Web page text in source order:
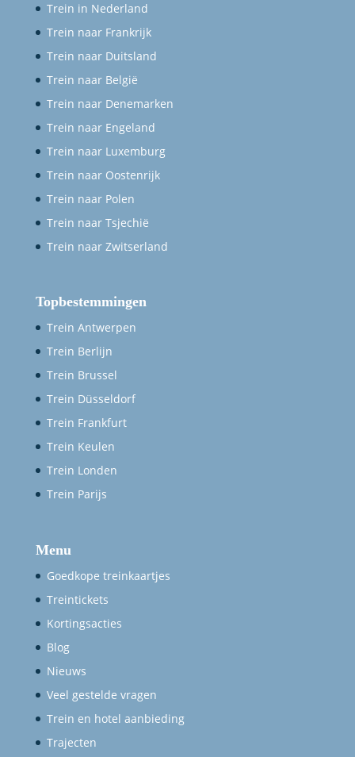
Trein in Nederland
Trein naar Frankrijk
Trein naar Duitsland
Trein naar België
Trein naar Denemarken
Trein naar Engeland
Trein naar Luxemburg
Trein naar Oostenrijk
Trein naar Polen
Trein naar Tsjechië
Trein naar Zwitserland
Topbestemmingen
Trein Antwerpen
Trein Berlijn
Trein Brussel
Trein Düsseldorf
Trein Frankfurt
Trein Keulen
Trein Londen
Trein Parijs
Menu
Goedkope treinkaartjes
Treintickets
Kortingsacties
Blog
Nieuws
Veel gestelde vragen
Trein en hotel aanbieding
Trajecten